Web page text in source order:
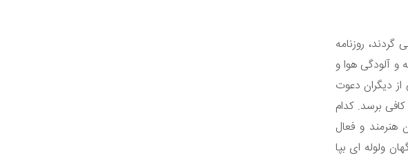
روزنامه
و آلودگی هوا و
دیگران دعوت
برسد. کدام
هنرمند و فعال
ولوله ای بپا